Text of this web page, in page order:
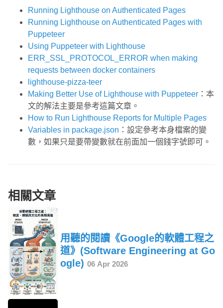
Running Lighthouse on Authenticated Pages
Running Lighthouse on Authenticated Pages with
Puppeteer
Using Puppeteer with Lighthouse
ERR_SSL_PROTOCOL_ERROR when making
requests between docker containers
lighthouse-pizza-teer
Making Better Use of Lighthouse with Puppeteer ：本
文的解法主要是參考這篇文章。
How to Run Lighthouse Reports for Multiple Pages
Variables in package.json ：設定參考本身檔案的變
數，如果只是要帶變數就在前面加一個錢字號即可。
相關文章
用聽的閱讀《Google的軟體工程之
道》(Software Engineering at Go
ogle) 06 Apr 2026